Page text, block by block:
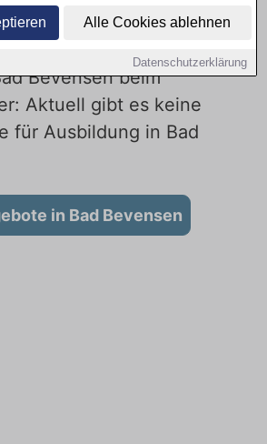
Alle Cookies ablehnen
Datenschutzerklärung
Firmen. Entdecken Sie freie Optionen
bewerben Sie sich noch heute.
Bevensen beim
Aktuell gibt es keine
für Ausbildung in Bad
in Bad Bevensen